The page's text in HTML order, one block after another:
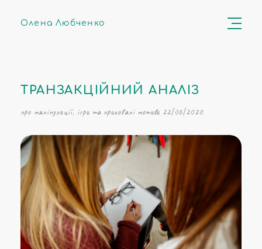
Олена Любченко
ТРАНЗАКЦІЙНИЙ АНАЛІЗ
про маніпуляції, ігри та приховані мотиви 22|06|2020